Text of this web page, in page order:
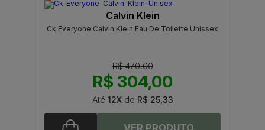
Calvin Klein
Ck Everyone Calvin Klein Eau De Toilette Unissex
R$ 470,00
R$ 304,00
Até 12Xde R$ 25,33